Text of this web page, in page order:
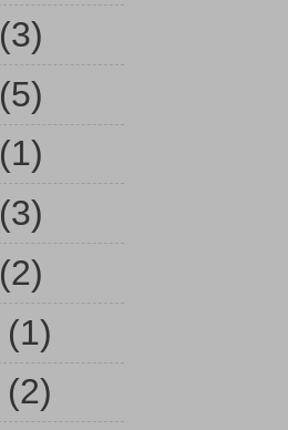
(3)
(5)
(1)
(3)
(2)
(1)
(2)